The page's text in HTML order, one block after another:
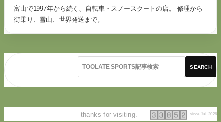
富山で1997年から続く、自転車・スノースクートの店。 修理から
街乗り、雪山、世界発送まで。
SEARCH
thanks for visiting. since Jul. 2026